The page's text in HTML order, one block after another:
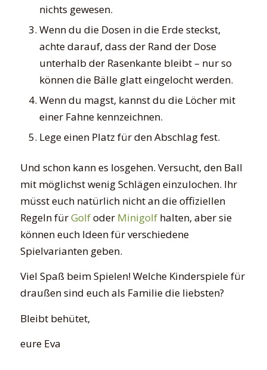
nichts gewesen.
Wenn du die Dosen in die Erde steckst,
achte darauf, dass der Rand der Dose
unterhalb der Rasenkante bleibt – nur so
können die Bälle glatt eingelocht werden.
Wenn du magst, kannst du die Löcher mit
einer Fahne kennzeichnen.
Lege einen Platz für den Abschlag fest.
Und schon kann es losgehen. Versucht, den Ball
mit möglichst wenig Schlägen einzulochen. Ihr
müsst euch natürlich nicht an die offiziellen
Regeln fürGolfoder Minigolfhalten, aber sie
können euch Ideen für verschiedene
Spielvarianten geben.
Viel Spaß beim Spielen! Welche Kinderspiele für
draußen sind euch als Familie die liebsten?
Bleibt behütet,
eure Eva